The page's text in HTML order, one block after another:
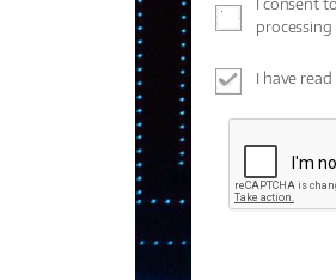
I consent
I have